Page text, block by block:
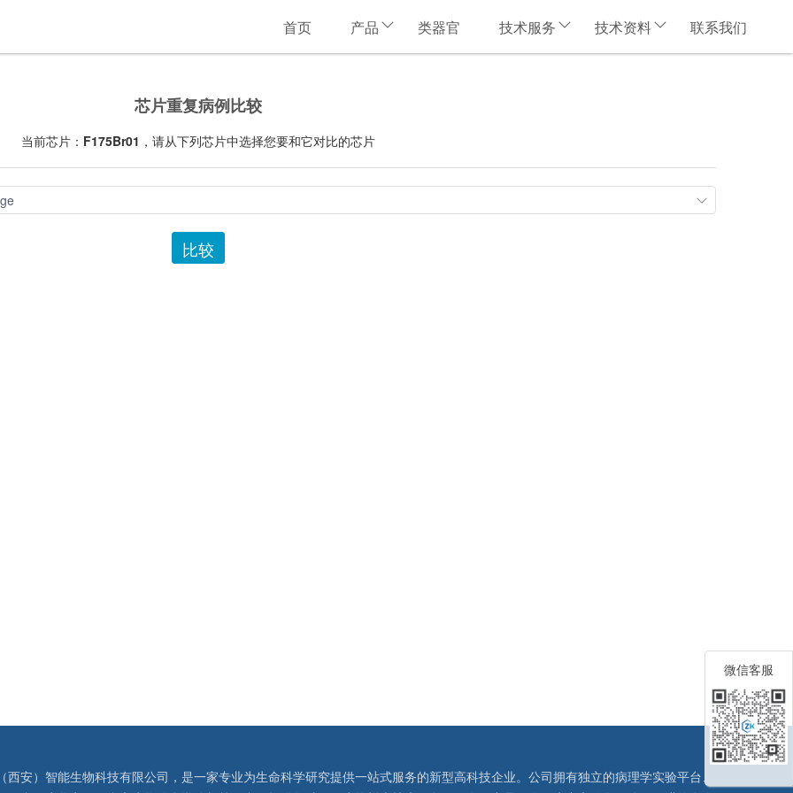
首页 产品 类器官 技术服务 技术资料 联系我们
芯片重复病例比较
当前芯片： F175Br01 ，请从下列芯片中选择您要和它对比的芯片
比较
西安）智能生物科技有限公司，是一家专业为生命科学研究提供一站式服务的新型高科技企业。公司拥有独立的病理学实验平台、
微信客服